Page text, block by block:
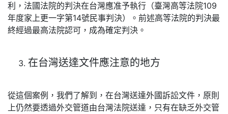
利，法國法院的判決在台灣應准予執行（臺灣高等法院109
年度家上更一字第14號民事判決）。前述高等法院的判決最
終經過最高法院認可，成為確定判決。
在台灣送達文件應注意的地方
從這個案例，我們了解到，在台灣送達外國訴訟文件，原則
上仍然要透過外交管道由台灣法院送達，只有在缺乏外交管